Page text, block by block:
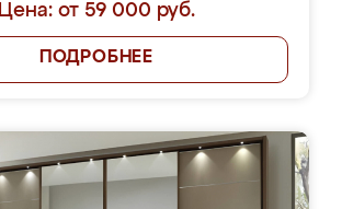
Цена: от 59 000 руб.
ПОДРОБНЕЕ